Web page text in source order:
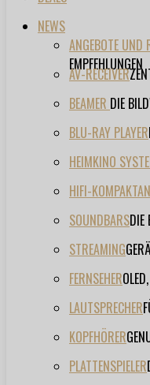
NEWS
ANGEBOTE UND
EMPFEHLUNGEN
AV-RECEIVER
BEAMER DIE
BLU-RAY PLAYER
HEIMKINO
HIFI-
SOUNDBARSDIE
STREAMING
FERNSEHER
LAUTSPRECHER
KOPFHÖRER
PLATTENSPIELER